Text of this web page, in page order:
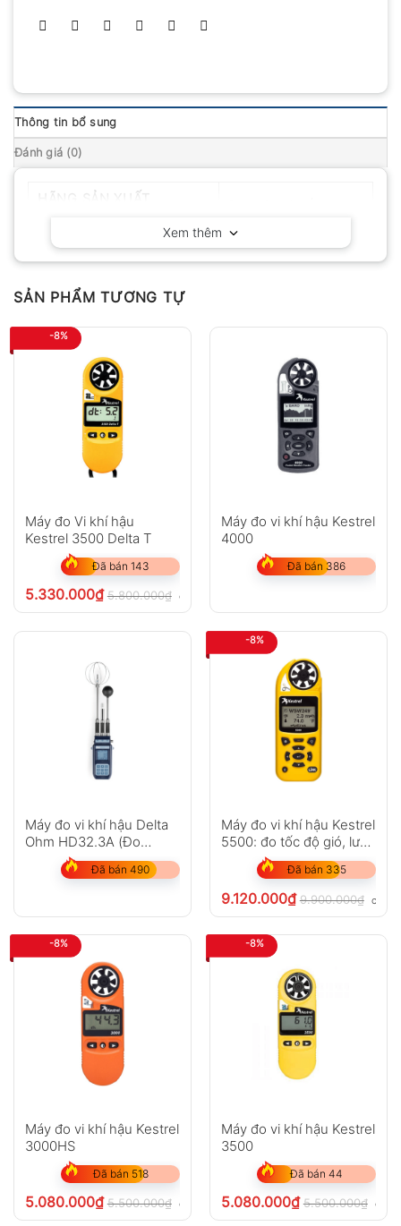
Thông tin bổ sung
Đánh giá (0)
Xem thêm
SẢN PHẨM TƯƠNG TỰ
-8%
Máy đo Vi khí hậu
Kestrel 3500 Delta T
Đã bán 143
5.330.000₫ 5.800.000₫ chưa VAT 8%
Máy đo vi khí hậu Kestrel
4000
Đã bán 386
Máy đo vi khí hậu Delta
Ohm HD32.3A (Đo
PMV/PPD/WBGT)
Đã bán 490
-8%
Máy đo vi khí hậu Kestrel
5500: đo tốc độ gió, lưu
lượng khí
Đã bán 335
9.120.000₫ 9.900.000₫ chưa
-8%
Máy đo vi khí hậu Kestrel
3000HS
Đã bán 518
5.080.000₫ 5.500.000₫ chưa VAT 8%
-8%
Máy đo vi khí hậu Kestrel
3500
Đã bán 44
5.080.000₫ 5.500.000₫ chưa